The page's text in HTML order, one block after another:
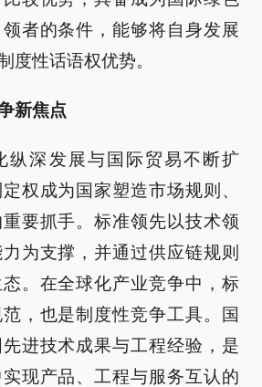
者的条件，能够将自身发展
度性话语权优势。
新焦点
纵深发展与国际贸易不断扩
权成为国家塑造市场规则、
要抓手。标准领先以技术领
为支撑，并通过供应链规则
。在全球化产业竞争中，标
，也是制度性竞争工具。国
进技术成果与工程经验，是
现产品、工程与服务互认的